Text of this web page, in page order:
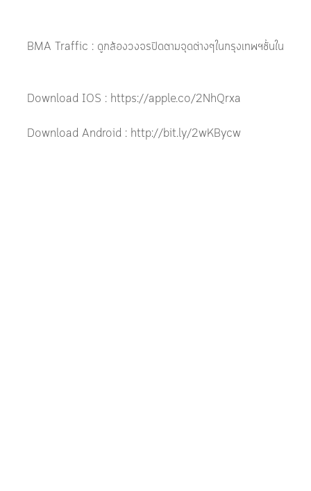
BMA Traffic : ดูกล้องวงจรปิดตามจุดต่างๆในกรุงเทพฯชั้นใน
Download IOS : https://apple.co/2NhQrxa
Download Android : http://bit.ly/2wKBycw